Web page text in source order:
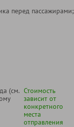
перед пассажирами;
(см. Стоимость
зависит от
конкретного
места
отправления